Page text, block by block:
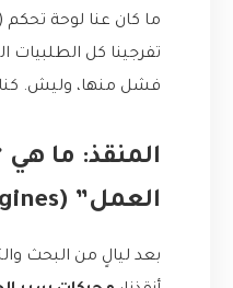
تفرجينا كل الطلبيات
فشل منها، وليش. كنا
المنقذ: ما
العمل” (Workflow Engines)؟
بعد ليالٍ من البحث